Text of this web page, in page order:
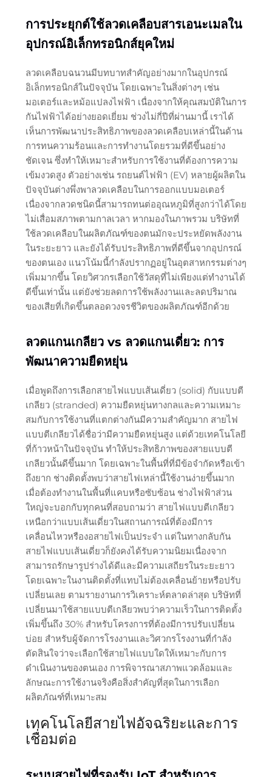
การประยุกต์ใช้ลวดเคลือบสารเอนะเมลใน
อุปกรณ์อิเล็กทรอนิกส์ยุคใหม่
ลวดเคลือบฉนวนมีบทบาทสำคัญอย่างมากในอุปกรณ์
อิเล็กทรอนิกส์ในปัจจุบัน โดยเฉพาะในสิ่งต่างๆ เช่น
มอเตอร์และหม้อแปลงไฟฟ้า เนื่องจากให้คุณสมบัติในการ
กันไฟฟ้าได้อย่างยอดเยี่ยม ช่วงไม่กี่ปีที่ผ่านมานี้ เราได้
เห็นการพัฒนาประสิทธิภาพของลวดเคลือบเหล่านี้ในด้าน
การทนความร้อนและการทำงานโดยรวมที่ดีขึ้นอย่าง
ชัดเจน ซึ่งทำให้เหมาะสำหรับการใช้งานที่ต้องการความ
เข้มงวดสูง ตัวอย่างเช่น รถยนต์ไฟฟ้า (EV) หลายผู้ผลิตใน
ปัจจุบันต่างพึ่งพาลวดเคลือบในการออกแบบมอเตอร์
เนื่องจากลวดชนิดนี้สามารถทนต่ออุณหภูมิที่สูงกว่าได้โดย
ไม่เสื่อมสภาพตามกาลเวลา หากมองในภาพรวม บริษัทที่
ใช้ลวดเคลือบในผลิตภัณฑ์ของตนมักจะประหยัดพลังงาน
ในระยะยาว และยังได้รับประสิทธิภาพที่ดีขึ้นจากอุปกรณ์
ของตนเอง แนวโน้มนี้กำลังปรากฏอยู่ในอุตสาหกรรมต่างๆ
เพิ่มมากขึ้น โดยวิศวกรเลือกใช้วัสดุที่ไม่เพียงแต่ทำงานได้
ดีขึ้นเท่านั้น แต่ยังช่วยลดการใช้พลังงานและลดปริมาณ
ของเสียที่เกิดขึ้นตลอดวงจรชีวิตของผลิตภัณฑ์อีกด้วย
ลวดแกนเกลียว vs ลวดแกนเดี่ยว: การ
พัฒนาความยืดหยุ่น
เมื่อพูดถึงการเลือกสายไฟแบบเส้นเดี่ยว (solid) กับแบบตี
เกลียว (stranded) ความยืดหยุ่นทางกลและความเหมาะ
สมกับการใช้งานที่แตกต่างกันมีความสำคัญมาก สายไฟ
แบบตีเกลียวได้ชื่อว่ามีความยืดหยุ่นสูง แต่ด้วยเทคโนโลยี
ที่ก้าวหน้าในปัจจุบัน ทำให้ประสิทธิภาพของสายแบบตี
เกลียวนั้นดีขึ้นมาก โดยเฉพาะในพื้นที่ที่มีข้อจำกัดหรือเข้า
ถึงยาก ช่างติดตั้งพบว่าสายไฟเหล่านี้ใช้งานง่ายขึ้นมาก
เมื่อต้องทำงานในพื้นที่แคบหรือซับซ้อน ช่างไฟฟ้าส่วน
ใหญ่จะบอกกับทุกคนที่สอบถามว่า สายไฟแบบตีเกลียว
เหนือกว่าแบบเส้นเดี่ยวในสถานการณ์ที่ต้องมีการ
เคลื่อนไหวหรืองอสายไฟเป็นประจำ แต่ในทางกลับกัน
สายไฟแบบเส้นเดี่ยวก็ยังคงได้รับความนิยมเนื่องจาก
สามารถรักษารูปร่างได้ดีและมีความเสถียรในระยะยาว
โดยเฉพาะในงานติดตั้งที่แทบไม่ต้องเคลื่อนย้ายหรือปรับ
เปลี่ยนเลย ตามรายงานการวิเคราะห์ตลาดล่าสุด บริษัทที่
เปลี่ยนมาใช้สายแบบตีเกลียวพบว่าความเร็วในการติดตั้ง
เพิ่มขึ้นถึง 30% สำหรับโครงการที่ต้องมีการปรับเปลี่ยน
บ่อย สำหรับผู้จัดการโรงงานและวิศวกรโรงงานที่กำลัง
ตัดสินใจว่าจะเลือกใช้สายไฟแบบใดให้เหมาะกับการ
ดำเนินงานของตนเอง การพิจารณาสภาพแวดล้อมและ
ลักษณะการใช้งานจริงคือสิ่งสำคัญที่สุดในการเลือก
ผลิตภัณฑ์ที่เหมาะสม
เทคโนโลยีสายไฟอัจฉริยะและการ
เชื่อมต่อ